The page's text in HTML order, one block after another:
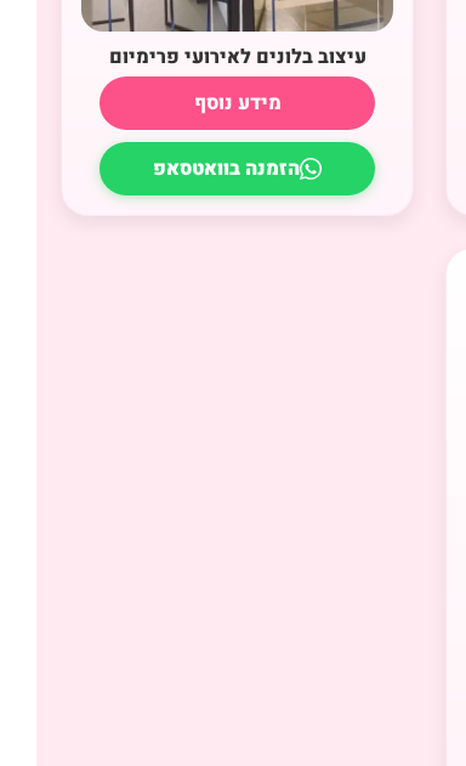
עיצוב בלונים לאירועי פרימיום
מידע נוסף
הזמנה בוואטסאפ